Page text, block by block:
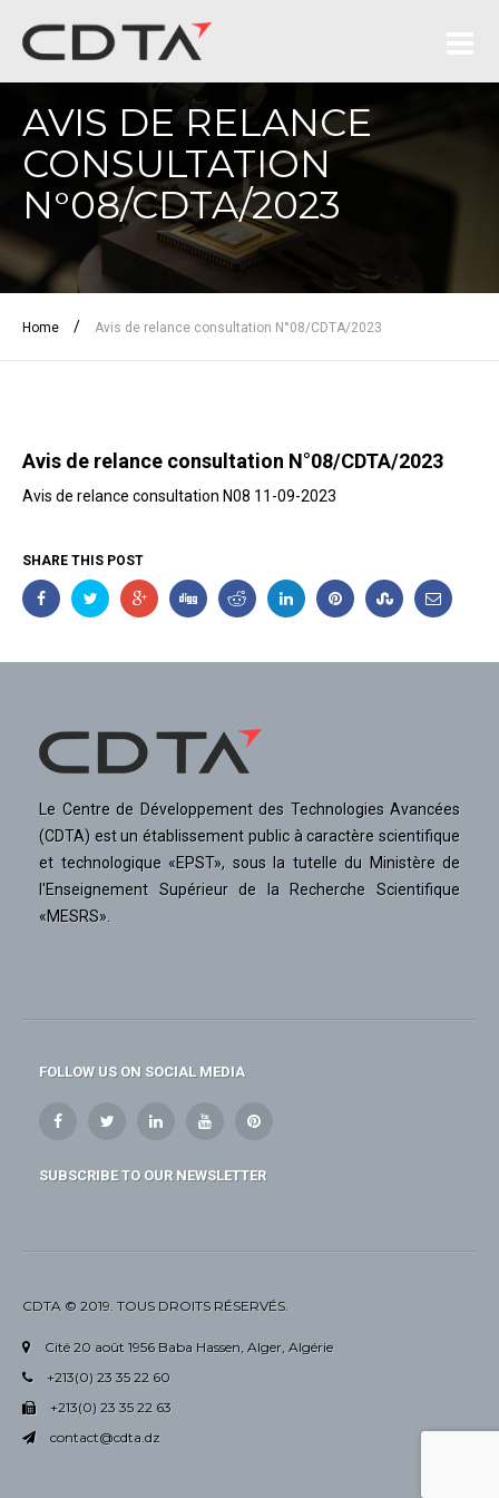
AVIS DE RELANCE
CONSULTATION
N°08/CDTA/2023
Home / Avis de relance consultation N°08/CDTA/2023
Avis de relance consultation N°08/CDTA/2023
Avis de relance consultation N08 11-09-2023
SHARE THIS POST
Le Centre de Développement des Technologies Avancées
(CDTA) est un établissement public à caractère scientifique
et technologique «EPST», sous la tutelle du Ministère de
l'Enseignement Supérieur de la Recherche Scientifique
«MESRS».
FOLLOW US ON SOCIAL MEDIA
SUBSCRIBE TO OUR NEWSLETTER
CDTA © 2019. TOUS DROITS RÉSERVÉS.
Cité 20 août 1956 Baba Hassen, Alger, Algérie
+213(0) 23 35 22 60
+213(0) 23 35 22 63
contact@cdta.dz